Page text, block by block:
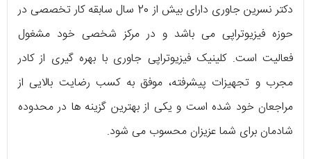
دکتر نسرین جاوری دارای بیش از 20 سال سابقه کار تخصصی در
حوزه فیزیوتراپی می ‌باشد و در مرکز شخصی خود مشغول
فعالیت است. کلینیک فیزیوتراپی جاوری با بهره ‌گیری از کادر
مجرب و تجهیزات پیشرفته، موفق به کسب رضایت بالایی از
مراجعان خود شده است و یکی از بهترین گزینه ‌ها در محدوده
شادمان برای شما عزیزان محسوب می ‌شود.